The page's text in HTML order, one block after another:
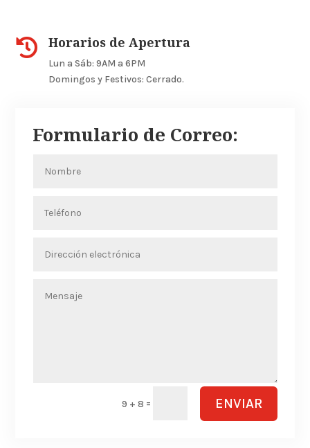
 Horarios de Apertura
Lun a Sáb: 9AM a 6PM
Domingos y Festivos: Cerrado.
Formulario de Correo:
9 + 8 = ENVIAR